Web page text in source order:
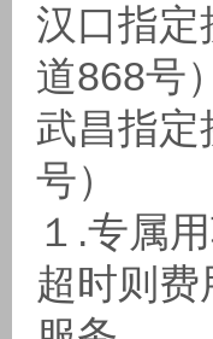
汉口指定
道868号）
武昌指定
号）
１.专属
超时则